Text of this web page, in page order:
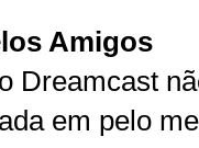
Amigos
Dreamcast
em pelo